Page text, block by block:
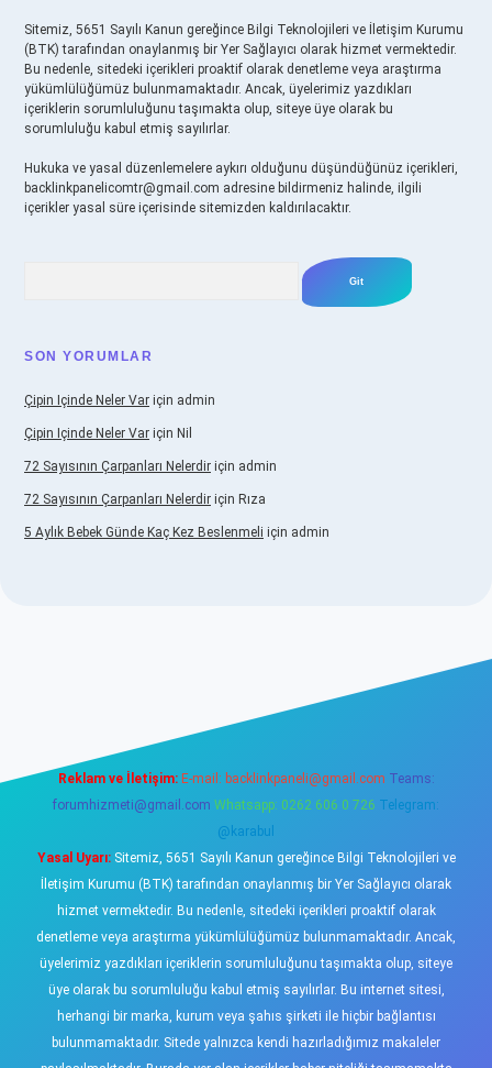
Sitemiz, 5651 Sayılı Kanun gereğince Bilgi Teknolojileri ve İletişim Kurumu
(BTK) tarafından onaylanmış bir Yer Sağlayıcı olarak hizmet vermektedir.
Bu nedenle, sitedeki içerikleri proaktif olarak denetleme veya araştırma
yükümlülüğümüz bulunmamaktadır. Ancak, üyelerimiz yazdıkları
içeriklerin sorumluluğunu taşımakta olup, siteye üye olarak bu
sorumluluğu kabul etmiş sayılırlar.
Hukuka ve yasal düzenlemelere aykırı olduğunu düşündüğünüz içerikleri,
backlinkpanelicomtr@gmail.com adresine bildirmeniz halinde, ilgili
içerikler yasal süre içerisinde sitemizden kaldırılacaktır.
SON YORUMLAR
Çipin Içinde Neler Var için admin
Çipin Içinde Neler Var için Nil
72 Sayısının Çarpanları Nelerdir için admin
72 Sayısının Çarpanları Nelerdir için Rıza
5 Aylık Bebek Günde Kaç Kez Beslenmeli için admin
Reklam ve İletişim: E-mail: backlinkpaneli@gmail.com Teams:
forumhizmeti@gmail.com Whatsapp: 0262 606 0 726 Telegram:
@karabul
Yasal Uyarı:Sitemiz, 5651 Sayılı Kanun gereğince Bilgi Teknolojileri ve
İletişim Kurumu (BTK) tarafından onaylanmış bir Yer Sağlayıcı olarak
hizmet vermektedir. Bu nedenle, sitedeki içerikleri proaktif olarak
denetleme veya araştırma yükümlülüğümüz bulunmamaktadır. Ancak,
üyelerimiz yazdıkları içeriklerin sorumluluğunu taşımakta olup, siteye
üye olarak bu sorumluluğu kabul etmiş sayılırlar. Bu internet sitesi,
herhangi bir marka, kurum veya şahıs şirketi ile hiçbir bağlantısı
bulunmamaktadır. Sitede yalnızca kendi hazırladığımız makaleler